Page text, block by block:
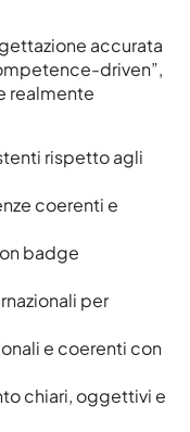
accurata
driven”,
realmente
rispetto agli
coerenti e
badge
per
e coerenti con
chiari, oggettivi e